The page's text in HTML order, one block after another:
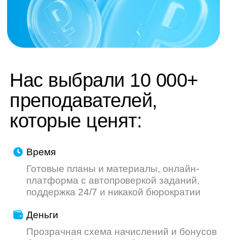
труду — мы делаем всё, чтобы ваш опыт
был приятнее